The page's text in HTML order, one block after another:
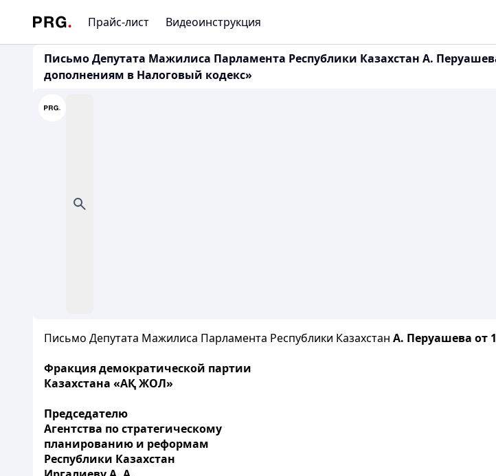
Прайс-лист Видеоинструкция
Письмо Депутата Мажилиса Парламента Республики Казахстан А.
дополнениям в Налоговый кодекс»
Письмо Депутата Мажилиса Парламента Республики Казахстан А. Перуашева от
Фракция демократической партии
Казахстана «АҚ ЖОЛ»
Председателю
Агентства по стратегическому
планированию и реформам
Республики Казахстан